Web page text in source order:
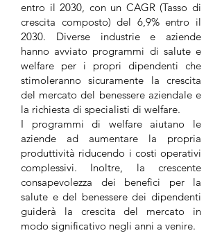
entro il 2030, con un CAGR (Tasso di
crescita composto) del 6,9% entro il
2030. Diverse industrie e aziende
hanno avviato programmi di salute e
welfare per i propri dipendenti che
stimoleranno sicuramente la crescita
del mercato del benessere aziendale e
la richiesta di specialisti di welfare.
I programmi di welfare aiutano le
aziende ad aumentare la propria
produttività riducendo i costi operativi
complessivi. Inoltre, la crescente
consapevolezza dei benefici per la
salute e del benessere dei dipendenti
guiderà la crescita del mercato in
modo significativo negli anni a venire.